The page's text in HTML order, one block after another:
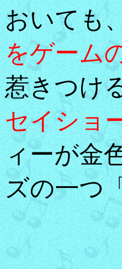
おいても
をゲーム
惹きつけ
セイショ
ィーが金
ズの一つ